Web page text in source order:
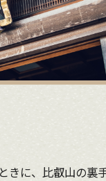
きに、比叡山の